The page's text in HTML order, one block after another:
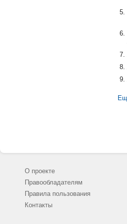
О проекте
Правообладателям
Правила пользования
Контакты